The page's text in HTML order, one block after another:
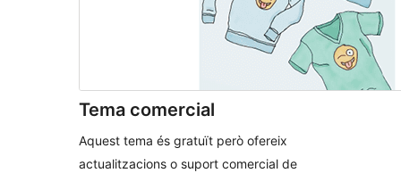
Tema comercial
Aquest tema és gratuït però ofereix
actualitzacions o suport comercial de